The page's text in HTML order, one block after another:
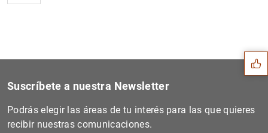
Sugerencias
Suscríbete a nuestra Newsletter
Podrás elegir las áreas de tu interés para las que quieres
recibir nuestras comunicaciones.